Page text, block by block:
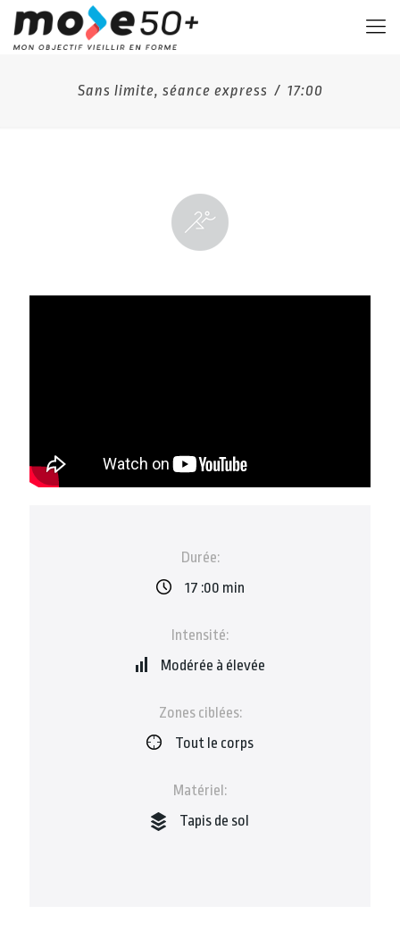
Sans limite, séance express / 17:00
Durée:
17 :00 min
Intensité:
Modérée à élevée
Zones ciblées:
Tout le corps
Matériel:
Tapis de sol